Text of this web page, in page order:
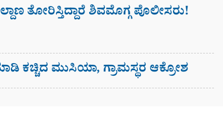
ತೋರಿಸ್ತಿದ್ದಾರೆ ಶಿವಮೊಗ್ಗ ಪೊಲೀಸರು!
ಕಚ್ಚಿದ ಮುಸಿಯಾ, ಗ್ರಾಮಸ್ಥರ ಆಕ್ರೋಶ